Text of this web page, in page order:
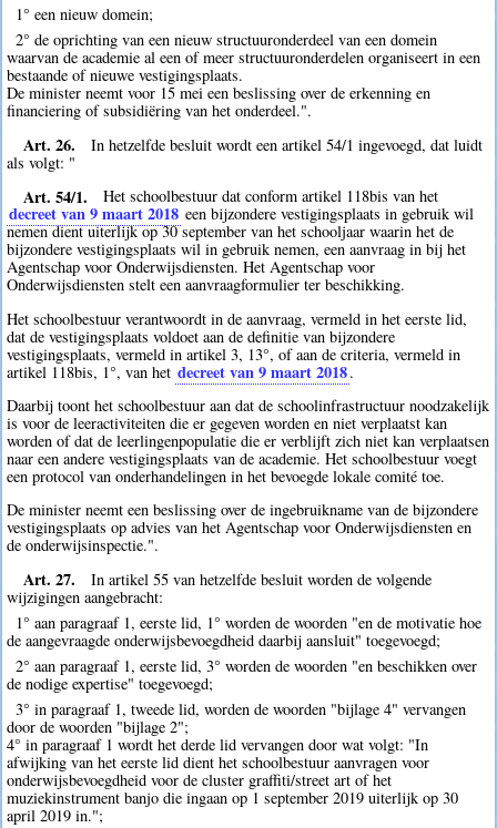
1° een nieuw domein;
2° de oprichting van een nieuw structuuronderdeel van een domein
waarvan de academie al een of meer structuuronderdelen organiseert in een
bestaande of nieuwe vestigingsplaats.
De minister neemt voor 15 mei een beslissing over de erkenning en
financiering of subsidiëring van het onderdeel.".
Art. 26.
In hetzelfde besluit wordt een artikel 54/1 ingevoegd, dat luidt
als volgt: "
Art. 54/1. Het schoolbestuur dat conform artikel 118bis van het
decreet van 9 maart 2018 een bijzondere vestigingsplaats in gebruik wil
nemen dient uiterlijk op 30 september van het schooljaar waarin het de
bijzondere vestigingsplaats wil in gebruik nemen, een aanvraag in bij het
Agentschap voor Onderwijsdiensten. Het Agentschap voor
Onderwijsdiensten stelt een aanvraagformulier ter beschikking.
Het schoolbestuur verantwoordt in de aanvraag, vermeld in het eerste lid,
dat de vestigingsplaats voldoet aan de definitie van bijzondere
vestigingsplaats, vermeld in artikel 3, 13°, of aan de criteria, vermeld in
artikel 118bis, 1°, van het decreet van 9 maart 2018.
Daarbij toont het schoolbestuur aan dat de schoolinfrastructuur noodzakelijk
is voor de leeractiviteiten die er gegeven worden en niet verplaatst kan
worden of dat de leerlingenpopulatie die er verblijft zich niet kan verplaatsen
naar een andere vestigingsplaats van de academie. Het schoolbestuur voegt
een protocol van onderhandelingen in het bevoegde lokale comité toe.
De minister neemt een beslissing over de ingebruikname van de bijzondere
vestigingsplaats op advies van het Agentschap voor Onderwijsdiensten en
de onderwijsinspectie.".
Art. 27.
In artikel 55 van hetzelfde besluit worden de volgende
wijzigingen aangebracht:
1° aan paragraaf 1, eerste lid, 1° worden de woorden "en de motivatie hoe
de aangevraagde onderwijsbevoegdheid daarbij aansluit" toegevoegd;
2° aan paragraaf 1, eerste lid, 3° worden de woorden "en beschikken over
de nodige expertise" toegevoegd;
3° in paragraaf 1, tweede lid, worden de woorden "bijlage 4" vervangen
door de woorden "bijlage 2";
4° in paragraaf 1 wordt het derde lid vervangen door wat volgt: "In
afwijking van het eerste lid dient het schoolbestuur aanvragen voor
onderwijsbevoegdheid voor de cluster graffiti/street art of het
muziekinstrument banjo die ingaan op 1 september 2019 uiterlijk op 30
april 2019 in.";